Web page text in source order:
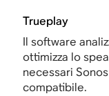
Trueplay
Il software
ottimizza lo
necessari
compatibile.